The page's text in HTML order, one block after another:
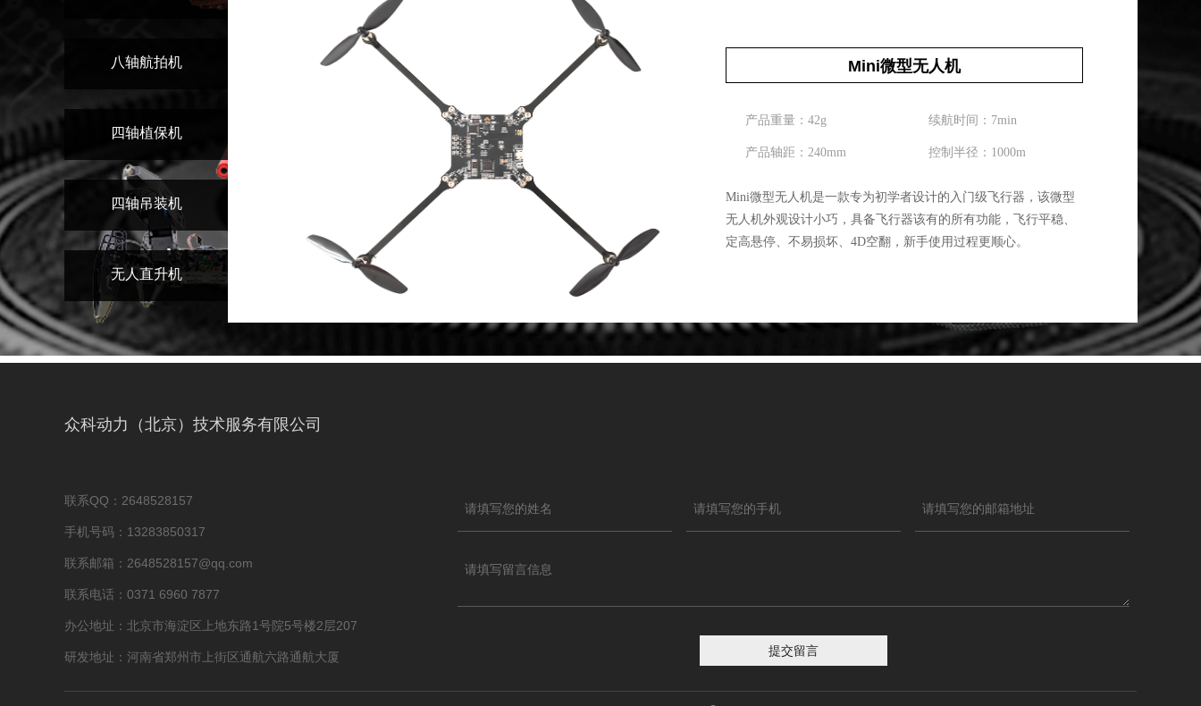
八轴航拍机
四轴植保机
四轴吊装机
无人直升机
Mini微型无人机是一款专为初学者设计的入门级飞行器，该微型
无人机外观设计小巧，具备飞行器该有的所有功能，飞行平稳、
定高悬停、不易损坏、4D空翻，新手使用过程更顺心。
控制半径：1000m
续航时间：7min
Mini微型无人机
产品轴距：240mm
产品重量：42g
众科动力（北京）技术服务有限公司
联系QQ：2648528157
手机号码：13283850317
联系邮箱：2648528157@qq.com
联系电话：0371 6960 7877
办公地址：北京市海淀区上地东路1号院5号楼2层207
研发地址：河南省郑州市上街区通航六路通航大厦